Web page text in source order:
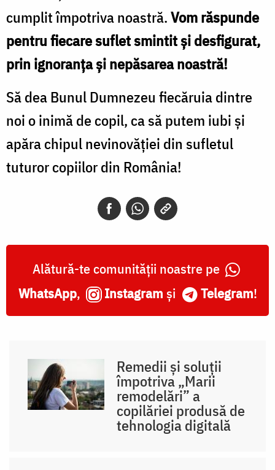
cumplit împotriva noastră.Vom răspunde
pentru fiecare suflet smintit şi desfigurat,
prin ignoranţa şi nepăsarea noastră!
Să dea Bunul Dumnezeu fiecăruia dintre
noi o inimă de copil, ca să putem iubi şi
apăra chipul nevinovăţiei din sufletul
tuturor copiilor din România!
Alătură-te comunității noastre pe
WhatsApp, Instagram și Telegram!
Remedii și soluții
împotriva „Marii
remodelări” a
copilăriei produsă de
tehnologia digitală